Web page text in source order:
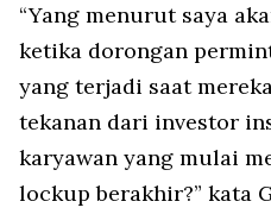
“Yang menurut saya
ketika dorongan
yang terjadi saat
tekanan dari investor
karyawan yang mulai
lockup berakhir?” kata